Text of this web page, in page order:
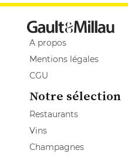
A propos
Mentions légales
CGU
Notre sélection
Restaurants
Vins
Champagnes